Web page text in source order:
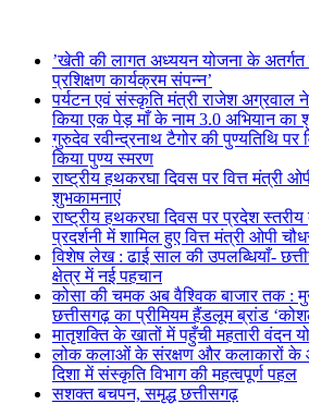
’खेती की लागत अध्ययन योजना के अतर्गत
प्रशिक्षण कार्यक्रम संपन्न’
पर्यटन एवं संस्कृति मंत्री राजेश अग्रवाल ने
किया एक पेड़ माँ के नाम 3.0 अभियान का
गुरुदेव रवीन्द्रनाथ टैगोर की पुण्यतिथि पर
किया पुण्य स्मरण
राष्ट्रीय हथकरघा दिवस पर वित्त मंत्री
शुभकामनाएं
राष्ट्रीय हथकरघा दिवस पर प्रदेश
प्रदर्शनी में शामिल हुए वित्त मंत्री ओपी
विशेष लेख : ढाई साल की उपलब्धियाँ-
क्षेत्र में नई पहचान
कोसा की चमक अब वैश्विक बाजार तक :
छत्तीसगढ़ का प्रीमियम हैंडलूम ब्रांड
मातृशक्ति के खातों में पहुँची महतारी वंदन
लोक कलाओं के संरक्षण और कलाकारों के
दिशा में संस्कृति विभाग की महत्वपूर्ण पहल
सशक्त बचपन, समृद्ध छत्तीसगढ़